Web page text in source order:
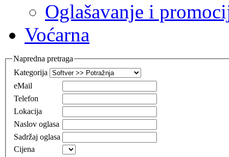
Oglašavanje i
Voćarna
Napredna pretraga
Kategorija
eMail
Telefon
Lokacija
Naslov oglasa
Sadržaj oglasa
Cijena